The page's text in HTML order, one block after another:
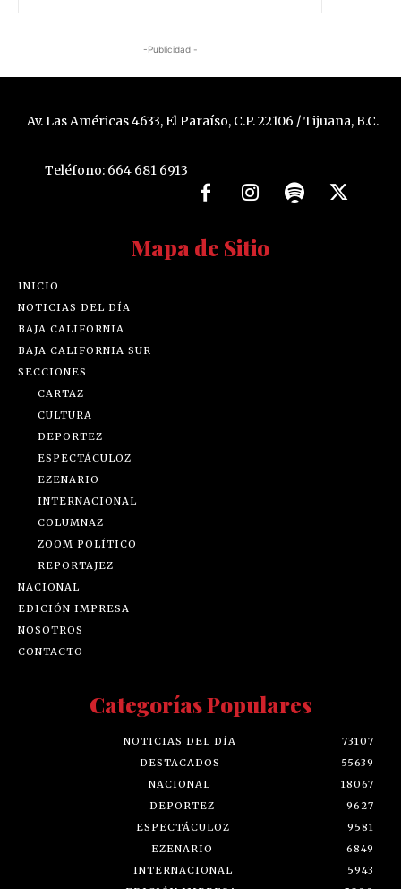
-Publicidad -
Av. Las Américas 4633, El Paraíso, C.P. 22106 / Tijuana, B.C.
Teléfono: 664 681 6913
Mapa de Sitio
INICIO
NOTICIAS DEL DÍA
BAJA CALIFORNIA
BAJA CALIFORNIA SUR
SECCIONES
CARTAZ
CULTURA
DEPORTEZ
ESPECTÁCULOZ
EZENARIO
INTERNACIONAL
COLUMNAZ
ZOOM POLÍTICO
REPORTAJEZ
NACIONAL
EDICIÓN IMPRESA
NOSOTROS
CONTACTO
Categorías Populares
NOTICIAS DEL DÍA
73107
DESTACADOS
55639
NACIONAL
18067
DEPORTEZ
9627
ESPECTÁCULOZ
9581
EZENARIO
6849
INTERNACIONAL
5943